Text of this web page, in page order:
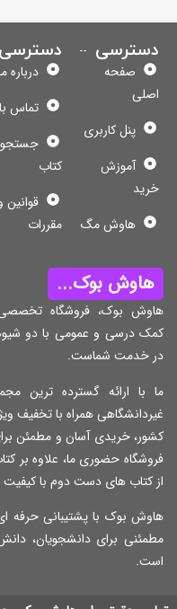
صفحه
پنل کاربری
آموزش
هاوش مگ
دسترسی
درباره ما
تماس با ما
جستجوی
قوانین و
مقررات
بوک...
بوک، فروشگاه تخصصی
درسی و عمومی با دو شیوه
خدمت شماست.
با ارائه گسترده ترین
همراه با تخفیف ویژه و
خریدی آسان و مطمئن برای
حضوری ما، علاوه بر کتاب
کتاب های دست دوم با کیفیت
بوک با پشتیبانی حرفه ای و
برای دانشجویان، دانش